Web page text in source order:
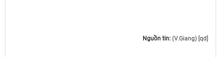
Nguồn tin: (V.Giang) [qd]